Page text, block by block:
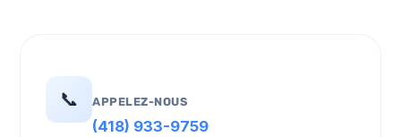
📞 APPELEZ-NOUS
(418) 933-9759